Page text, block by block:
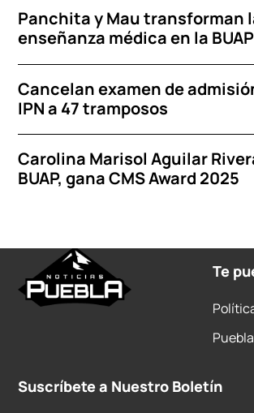
Panchita y Mau transforman
enseñanza médica en la BUAP
Cancelan examen de
IPN a 47 tramposos
Carolina Marisol Aguilar
BUAP, gana CMS Award 2025
Te
Puebla
Suscríbete a Nuestro Boletín